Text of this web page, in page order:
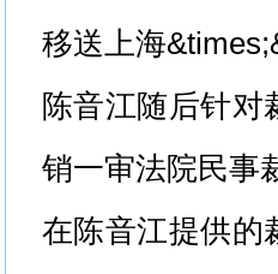
移送上海
陈音江随后针
销一审法院民事
在陈音江提供的